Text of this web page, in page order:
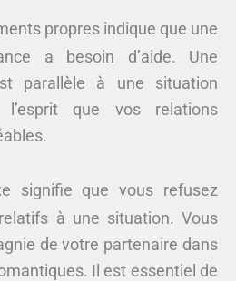
propres indique que une
a besoin d’aide. Une
parallèle à une situation
que vos relations
signifie que vous refusez
à une situation. Vous
de votre partenaire dans
Il est essentiel de